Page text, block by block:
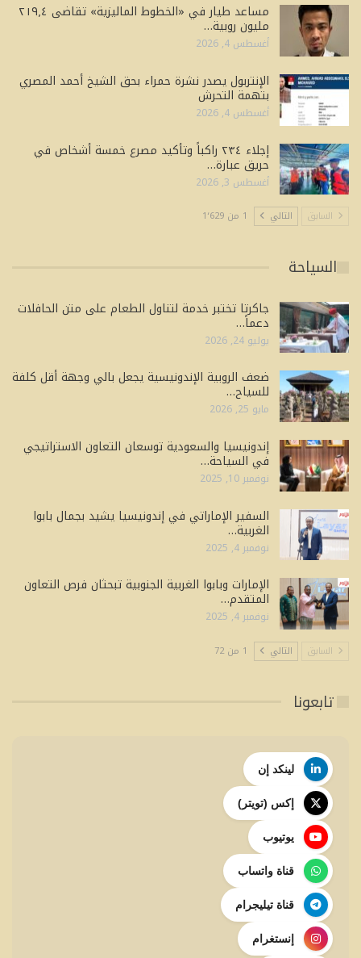
مساعد طيار في «الخطوط الماليزية» تقاضى ٢١٩٫٤
مليون روبية…
أغسطس 4, 2026
الإنتربول يصدر نشرة حمراء بحق الشيخ أحمد المصري
بتهمة التحرش
أغسطس 4, 2026
إجلاء ٢٣٤ راكباً وتأكيد مصرع خمسة أشخاص في
حريق عبارة…
أغسطس 3, 2026
السابق التالي 1 من 1٬629
السياحة
جاكرتا تختبر خدمة لتناول الطعام على متن الحافلات
دعماً…
يوليو 24, 2026
ضعف الروبية الإندونيسية يجعل بالي وجهة أقل كلفة
للسياح…
مايو 25, 2026
إندونيسيا والسعودية توسعان التعاون الاستراتيجي
في السياحة…
نوفمبر 10, 2025
السفير الإماراتي في إندونيسيا يشيد بجمال بابوا
الغربية…
نوفمبر 4, 2025
الإمارات وبابوا الغربية الجنوبية تبحثان فرص التعاون
المتقدم…
نوفمبر 4, 2025
السابق التالي 1 من 72
تابعونا
لينكد إن
إكس (تويتر)
يوتيوب
قناة واتساب
قناة تيليجرام
إنستغرام